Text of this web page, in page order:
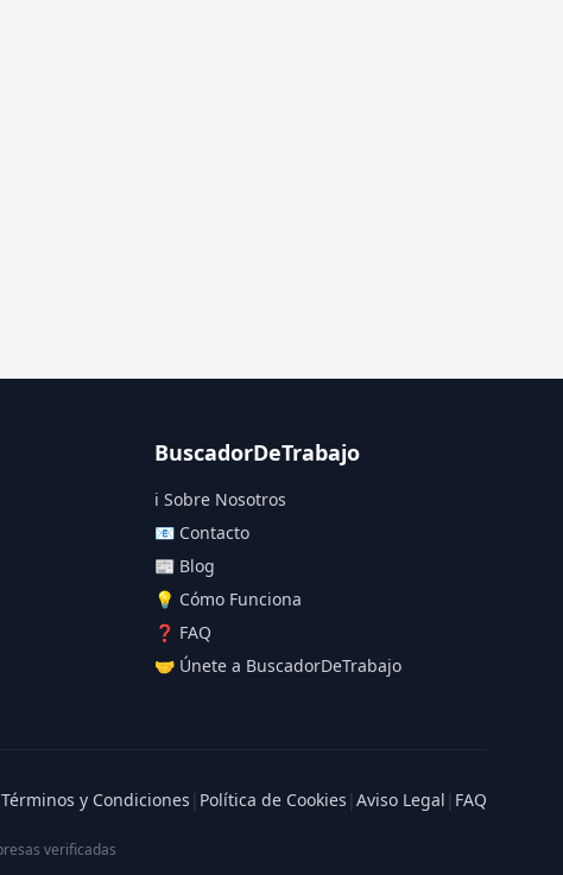
BuscadorDeTrabajo
ℹ️ Sobre Nosotros
📧 Contacto
📰 Blog
💡 Cómo Funciona
❓ FAQ
🤝 Únete a BuscadorDeTrabajo
Términos y Condiciones | Política de Cookies | Aviso Legal | FAQ
verificadas